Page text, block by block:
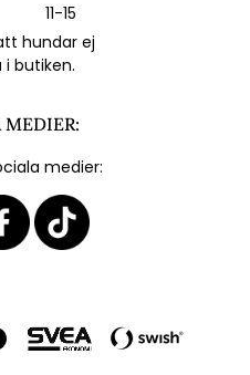
11-15
hundar ej
butiken.
MEDIER:
medier: